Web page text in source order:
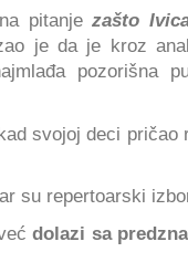
pitanjezašto
je da je kroz
pozorišna
svojoj deci pričao
su repertoarski
dolazi sa